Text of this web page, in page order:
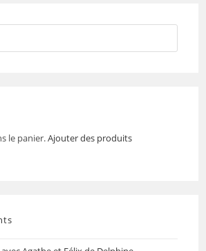
le panier.Ajouter des produits